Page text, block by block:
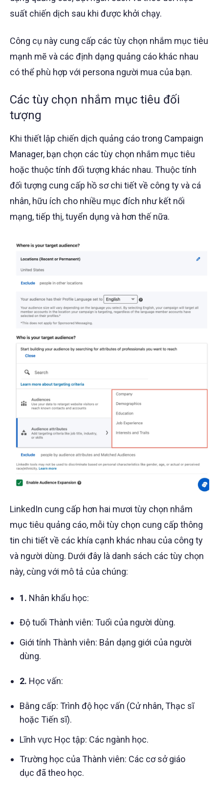
suất chiến dịch sau khi được khởi chạy.
Công cụ này cung cấp các tùy chọn nhắm mục tiêu
mạnh mẽ và các định dạng quảng cáo khác nhau
có thể phù hợp với persona người mua của bạn.
Các tùy chọn nhắm mục tiêu đối
tượng
Khi thiết lập chiến dịch quảng cáo trong Campaign
Manager, bạn chọn các tùy chọn nhắm mục tiêu
hoặc thuộc tính đối tượng khác nhau. Thuộc tính
đối tượng cung cấp hồ sơ chi tiết về công ty và cá
nhân, hữu ích cho nhiều mục đích như kết nối
mạng, tiếp thị, tuyển dụng và hơn thế nữa.
LinkedIn cung cấp hơn hai mươi tùy chọn nhắm
mục tiêu quảng cáo, mỗi tùy chọn cung cấp thông
tin chi tiết về các khía cạnh khác nhau của công ty
và người dùng. Dưới đây là danh sách các tùy chọn
này, cùng với mô tả của chúng:
1. Nhân khẩu học:
Độ tuổi Thành viên: Tuổi của người dùng.
Giới tính Thành viên: Bản dạng giới của người
dùng.
2. Học vấn:
Bằng cấp: Trình độ học vấn (Cử nhân, Thạc sĩ
hoặc Tiến sĩ).
Lĩnh vực Học tập: Các ngành học.
Trường học của Thành viên: Các cơ sở giáo
dục đã theo học.